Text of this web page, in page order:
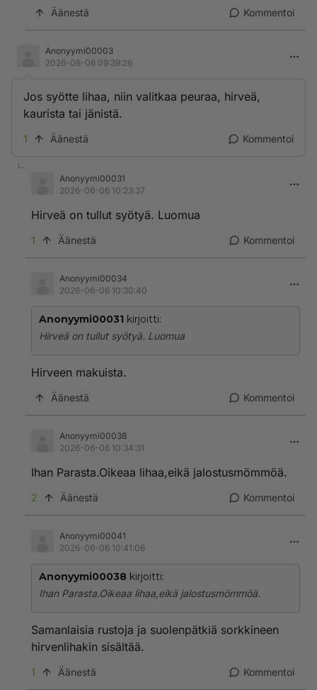
Äänestä Kommentoi
Anonyymi00003
2026-06-06 09:39:26
Jos syötte lihaa, niin valitkaa peuraa, hirveä,
kaurista tai jänistä.
1 Äänestä Kommentoi
Anonyymi00031
2026-06-06 10:23:37
Hirveä on tullut syötyä. Luomua
1 Äänestä Kommentoi
Anonyymi00034
2026-06-06 10:30:40
Anonyymi00031 kirjoitti:
Hirveä on tullut syötyä. Luomua
Hirveen makuista.
Äänestä Kommentoi
Anonyymi00038
2026-06-06 10:34:31
Ihan Parasta.Oikeaa lihaa,eikä jalostusmömmöä.
2 Äänestä Kommentoi
Anonyymi00041
2026-06-06 10:41:06
Anonyymi00038 kirjoitti:
Ihan Parasta.Oikeaa lihaa,eikä jalostusmömmöä.
Samanlaisia rustoja ja suolenpätkiä sorkkineen
hirvenlihakin sisältää.
1 Äänestä Kommentoi